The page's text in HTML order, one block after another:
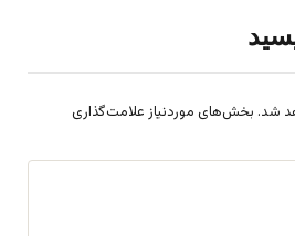
شد. بخش‌های موردنیاز علامت‌گذاری